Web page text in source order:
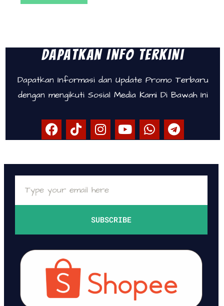
Dapatkan Info Terkini
Dapatkan Informasi dan Update Promo Terbaru
dengan mengikuti Sosial Media Kami Di Bawah Ini
SUBSCRIBE